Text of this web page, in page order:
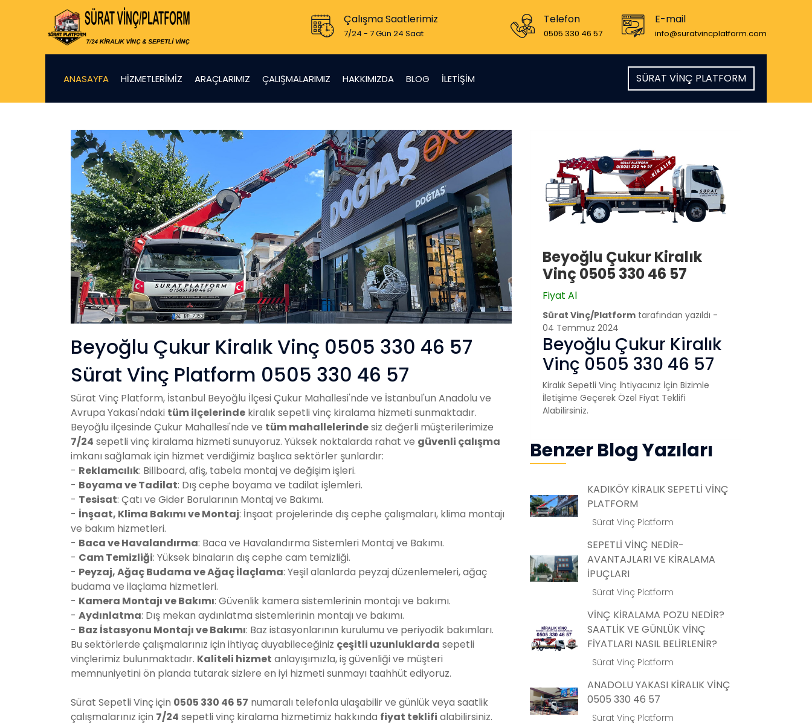
Çalışma Saatlerimiz
7/24 - 7 Gün 24 Saat
Telefon
0505 330 46 57
E-mail
info@suratvincplatform.com
ANASAYFA HIZMETLERIMIZ ARAÇLARIMIZ ÇALIŞMALARIMIZ HAKKIMIZDA BLOG İLETIŞIM SÜRAT VİNÇ PLATFORM
Beyoğlu Çukur Kiralık Vinç 0505 330 46 57
Sürat Vinç Platform 0505 330 46 57
Sürat Vinç Platform, İstanbul Beyoğlu İlçesi Çukur Mahallesi'nde ve İstanbul'un Anadolu ve
Avrupa Yakası'ndaki tüm ilçelerinde kiralık sepetli vinç kiralama hizmeti sunmaktadır.
Beyoğlu ilçesinde Çukur Mahallesi'nde ve tüm mahallelerindesiz değerli müşterilerimize
7/24 sepetli vinç kiralama hizmeti sunuyoruz. Yüksek noktalarda rahat ve güvenli çalışma
imkanı sağlamak için hizmet verdiğimiz başlıca sektörler şunlardır:
- Reklamcılık: Billboard, afiş, tabela montaj ve değişim işleri.
- Boyama ve Tadilat: Dış cephe boyama ve tadilat işlemleri.
- Tesisat: Çatı ve Gider Borularının Montaj ve Bakımı.
- İnşaat, Klima Bakımı ve Montaj: İnşaat projelerinde dış cephe çalışmaları, klima montajı
ve bakım hizmetleri.
- Baca ve Havalandırma: Baca ve Havalandırma Sistemleri Montaj ve Bakımı.
- Cam Temizliği: Yüksek binaların dış cephe cam temizliği.
- Peyzaj, Ağaç Budama ve Ağaç İlaçlama: Yeşil alanlarda peyzaj düzenlemeleri, ağaç
budama ve ilaçlama hizmetleri.
- Kamera Montajı ve Bakımı: Güvenlik kamera sistemlerinin montajı ve bakımı.
- Aydınlatma: Dış mekan aydınlatma sistemlerinin montajı ve bakımı.
- Baz İstasyonu Montajı ve Bakımı: Baz istasyonlarının kurulumu ve periyodik bakımları.
Bu sektörlerde çalışmalarınız için ihtiyaç duyabileceğiniz çeşitli uzunluklarda sepetli
vinçlerimiz bulunmaktadır. Kaliteli hizmet anlayışımızla, iş güvenliği ve müşteri
memnuniyetini ön planda tutarak sizlere en iyi hizmeti sunmayı taahhüt ediyoruz.
Sürat Sepetli Vinç için 0505 330 46 57 numaralı telefonla ulaşabilir ve günlük veya saatlik
çalışmalarınız için 7/24 sepetli vinç kiralama hizmetimiz hakkında fiyat teklifi alabilirsiniz.
Beyoğlu Çukur Kiralık
Vinç 0505 330 46 57
Fiyat Al
Sürat Vinç/Platform tarafından yazıldı -
04 Temmuz 2024
Beyoğlu Çukur Kiralık
Vinç 0505 330 46 57
Kiralık Sepetli Vinç İhtiyacınız İçin Bizimle
İletişime Geçerek Özel Fiyat Teklifi
Alabilirsiniz.
Benzer Blog Yazıları
KADIKÖY KİRALIK SEPETLİ VİNÇ
PLATFORM
Sürat Vinç Platform
SEPETLİ VİNÇ NEDİR-
AVANTAJLARI VE KİRALAMA
İPUÇLARI
Sürat Vinç Platform
VİNÇ KİRALAMA POZU NEDİR?
SAATLİK VE GÜNLÜK VİNÇ
FİYATLARI NASIL BELİRLENİR?
Sürat Vinç Platform
ANADOLU YAKASI KİRALIK VİNÇ
0505 330 46 57
Sürat Vinç Platform